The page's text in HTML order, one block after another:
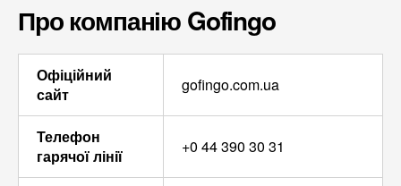
Про компанію Gofingo
Офіційний
сайт
gofingo.com.ua
Телефон
гарячої лінії
+0 44 390 30 31